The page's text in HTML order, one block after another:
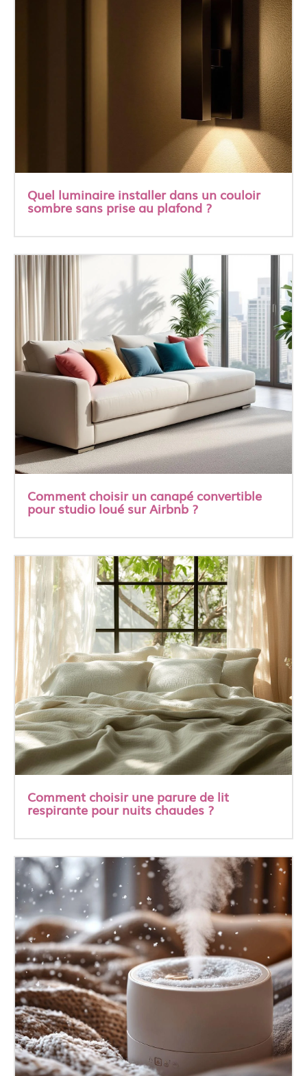
Quel luminaire installer dans un couloir
sombre sans prise au plafond ?
Comment choisir un canapé convertible
pour studio loué sur Airbnb ?
Comment choisir une parure de lit
respirante pour nuits chaudes ?